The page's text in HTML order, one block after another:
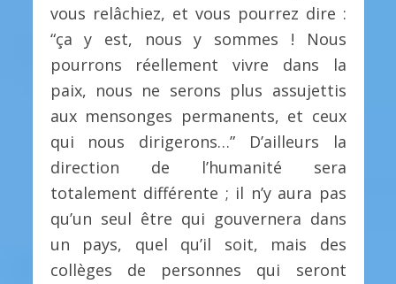
vous relâchiez, et vous pourrez dire :
“ça y est, nous y sommes ! Nous
pourrons réellement vivre dans la
paix, nous ne serons plus assujettis
aux mensonges permanents, et ceux
qui nous dirigerons…” D’ailleurs la
direction de l’humanité sera
totalement différente ; il n’y aura pas
qu’un seul être qui gouvernera dans
un pays, quel qu’il soit, mais des
collèges de personnes qui seront